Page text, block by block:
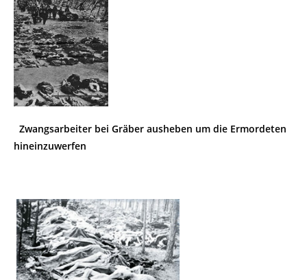
Zwangsarbeiter bei Gräber ausheben um die Ermordeten
hineinzuwerfen